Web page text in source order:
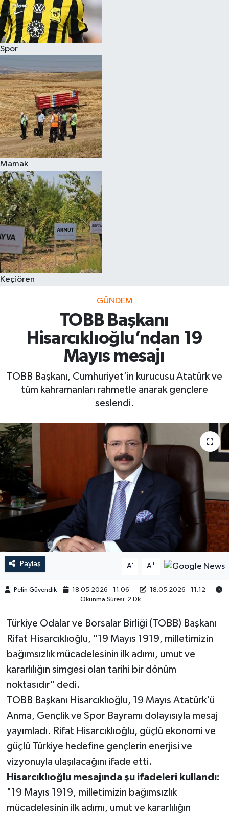
Spor
Mamak
Keçiören
GÜNDEM
TOBB Başkanı
Hisarcıklıoğlu’ndan 19
Mayıs mesajı
TOBB Başkanı, Cumhuriyet’in kurucusu Atatürk ve
tüm kahramanları rahmetle anarak gençlere
seslendi.
Paylaş A- A+
Pelin Güvendik 18.05.2026 - 11:06
18.05.2026 - 11:12
Okunma Süresi: 2 Dk
Türkiye Odalar ve Borsalar Birliği (TOBB) Başkanı
Rifat Hisarcıklıoğlu, "19 Mayıs 1919, milletimizin
bağımsızlık mücadelesinin ilk adımı, umut ve
kararlılığın simgesi olan tarihi bir dönüm
noktasıdır" dedi.
TOBB Başkanı Hisarcıklıoğlu, 19 Mayıs Atatürk'ü
Anma, Gençlik ve Spor Bayramı dolayısıyla mesaj
yayımladı. Rifat Hisarcıklıoğlu, güçlü ekonomi ve
güçlü Türkiye hedefine gençlerin enerjisi ve
vizyonuyla ulaşılacağını ifade etti.
Hisarcıklıoğlu mesajında şu ifadeleri kullandı:
"19 Mayıs 1919, milletimizin bağımsızlık
mücadelesinin ilk adımı, umut ve kararlılığın